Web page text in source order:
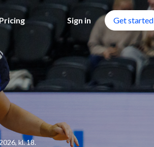
Sign in Get started
kl. 18.